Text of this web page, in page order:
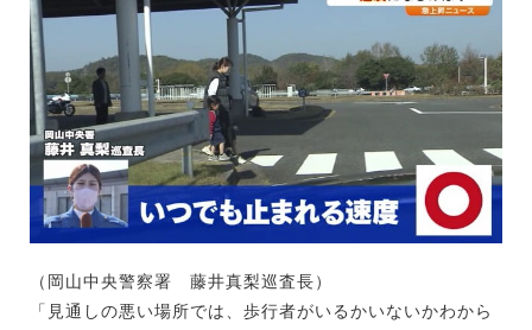
（岡山中央警察署 藤井真梨巡査長）
「見通しの悪い場所では、歩行者がいるかいないかわから